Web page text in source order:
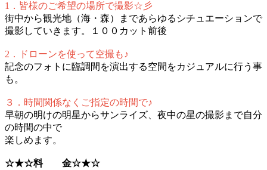
1．皆様のご希望の場所で撮影☆彡
街中から観光地（海・森）まであらゆるシチュエーションで
撮影していきます。１００カット前後
2．ドローンを使って空撮も♪
記念のフォトに臨調間を演出する空間をカジュアルに行う事
も。
３．時間関係なくご指定の時間で♪
早朝の明けの明星からサンライズ、夜中の星の撮影まで自分
の時間の中で
楽しめます。
☆★☆料 金☆★☆